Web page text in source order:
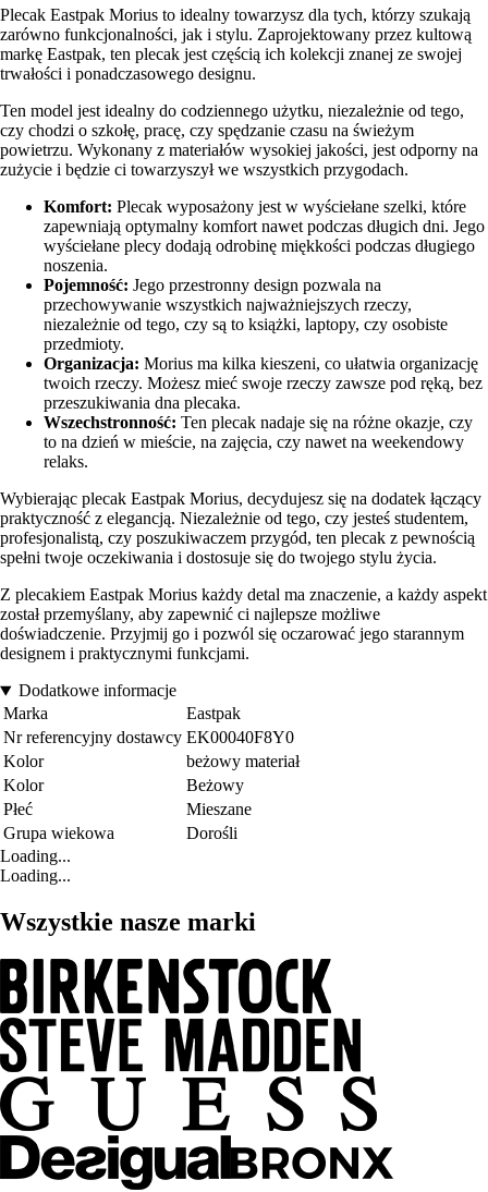
Plecak Eastpak Morius to idealny towarzysz dla tych, którzy szukają
zarówno funkcjonalności, jak i stylu. Zaprojektowany przez kultową
markę Eastpak, ten plecak jest częścią ich kolekcji znanej ze swojej
trwałości i ponadczasowego designu.
Ten model jest idealny do codziennego użytku, niezależnie od tego,
czy chodzi o szkołę, pracę, czy spędzanie czasu na świeżym
powietrzu. Wykonany z materiałów wysokiej jakości, jest odporny na
zużycie i będzie ci towarzyszył we wszystkich przygodach.
Komfort: Plecak wyposażony jest w wyściełane szelki, które
zapewniają optymalny komfort nawet podczas długich dni. Jego
wyściełane plecy dodają odrobinę miękkości podczas długiego
noszenia.
Pojemność: Jego przestronny design pozwala na
przechowywanie wszystkich najważniejszych rzeczy,
niezależnie od tego, czy są to książki, laptopy, czy osobiste
przedmioty.
Organizacja: Morius ma kilka kieszeni, co ułatwia organizację
twoich rzeczy. Możesz mieć swoje rzeczy zawsze pod ręką, bez
przeszukiwania dna plecaka.
Wszechstronność: Ten plecak nadaje się na różne okazje, czy
to na dzień w mieście, na zajęcia, czy nawet na weekendowy
relaks.
Wybierając plecak Eastpak Morius, decydujesz się na dodatek łączący
praktyczność z elegancją. Niezależnie od tego, czy jesteś studentem,
profesjonalistą, czy poszukiwaczem przygód, ten plecak z pewnością
spełni twoje oczekiwania i dostosuje się do twojego stylu życia.
Z plecakiem Eastpak Morius każdy detal ma znaczenie, a każdy aspekt
został przemyślany, aby zapewnić ci najlepsze możliwe
doświadczenie. Przyjmij go i pozwól się oczarować jego starannym
designem i praktycznymi funkcjami.
Dodatkowe informacje
Marka
Eastpak
Nr referencyjny dostawcy EK00040F8Y0
Kolor
beżowy materiał
Kolor
Beżowy
Płeć
Mieszane
Grupa wiekowa
Dorośli
Loading...
Loading...
Wszystkie nasze marki